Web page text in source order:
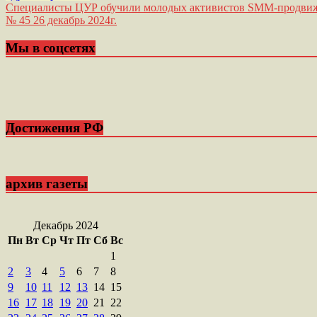
Навигация
по
записям
Специалисты ЦУР обучили молодых активистов SMM-
№ 45 26 декабрь 2024г.
Мы в соцсетях
Достижения РФ
архив газеты
Декабрь 2024
Пн Вт Ср Чт Пт Сб Вс
1
2
3 4 5 6 7
8
9
10 11 12 13 14 15
16 17 18 19 20 21
22